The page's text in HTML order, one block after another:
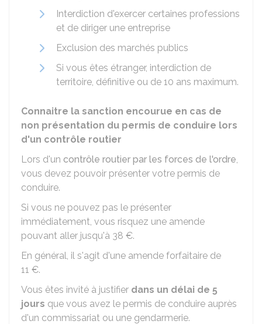
Interdiction d'exercer certaines professions
et de diriger une entreprise
Exclusion des marchés publics
Si vous êtes étranger, interdiction de
territoire, définitive ou de 10 ans maximum.
Connaitre la sanction encourue en cas de
non présentation du permis de conduire lors
d'un contrôle routier
Lors d'un contrôle routier par les forces de l'ordre,
vous devez pouvoir présenter votre permis de
conduire.
Si vous ne pouvez pas le présenter
immédiatement, vous risquez une amende
pouvant aller jusqu'à 38 €.
En général, il s'agit d'une amende forfaitaire de
11 €.
Vous êtes invité à justifier dans un délai de 5
jours que vous avez le permis de conduire auprès
d'un commissariat ou une gendarmerie.